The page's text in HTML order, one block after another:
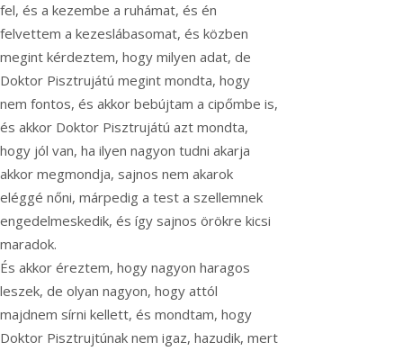
fel, és a kezembe a ruhámat, és én
felvettem a kezeslábasomat, és közben
megint kérdeztem, hogy milyen adat, de
Doktor Pisztrujátú megint mondta, hogy
nem fontos, és akkor bebújtam a cipőmbe is,
és akkor Doktor Pisztrujátú azt mondta,
hogy jól van, ha ilyen nagyon tudni akarja
akkor megmondja, sajnos nem akarok
eléggé nőni, márpedig a test a szellemnek
engedelmeskedik, és így sajnos örökre kicsi
maradok.
És akkor éreztem, hogy nagyon haragos
leszek, de olyan nagyon, hogy attól
majdnem sírni kellett, és mondtam, hogy
Doktor Pisztrujtúnak nem igaz, hazudik, mert